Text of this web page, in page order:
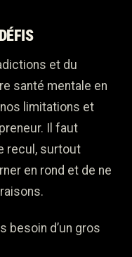
et du
santé mentale en
limitations et
Il faut
recul, surtout
en rond et de ne
besoin d’un gros